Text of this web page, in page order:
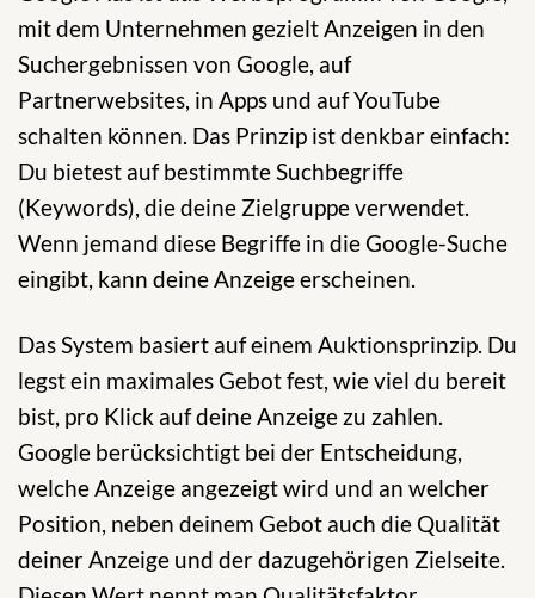
mit dem Unternehmen gezielt Anzeigen in den
Suchergebnissen von Google, auf
Partnerwebsites, in Apps und auf YouTube
schalten können. Das Prinzip ist denkbar einfach:
Du bietest auf bestimmte Suchbegriffe
(Keywords), die deine Zielgruppe verwendet.
Wenn jemand diese Begriffe in die Google-Suche
eingibt, kann deine Anzeige erscheinen.
Das System basiert auf einem Auktionsprinzip. Du
legst ein maximales Gebot fest, wie viel du bereit
bist, pro Klick auf deine Anzeige zu zahlen.
Google berücksichtigt bei der Entscheidung,
welche Anzeige angezeigt wird und an welcher
Position, neben deinem Gebot auch die Qualität
deiner Anzeige und der dazugehörigen Zielseite.